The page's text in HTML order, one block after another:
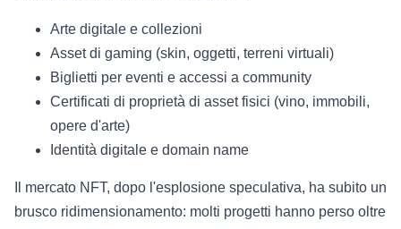
Arte digitale e collezioni
Asset di gaming (skin, oggetti, terreni virtuali)
Biglietti per eventi e accessi a community
Certificati di proprietà di asset fisici (vino, immobili,
opere d'arte)
Identità digitale e domain name
Il mercato NFT, dopo l'esplosione speculativa, ha subito un
brusco ridimensionamento: molti progetti hanno perso oltre